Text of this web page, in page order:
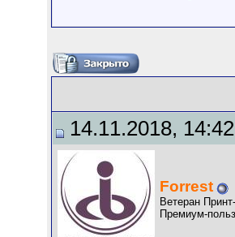
14.11.2018, 14:42
Forrest
Ветеран
Премиум-